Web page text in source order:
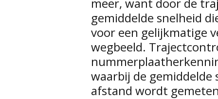
gemiddelde snelheid
voor een gelijkmatige
wegbeeld.
waarbij de gemiddelde
afstand wordt